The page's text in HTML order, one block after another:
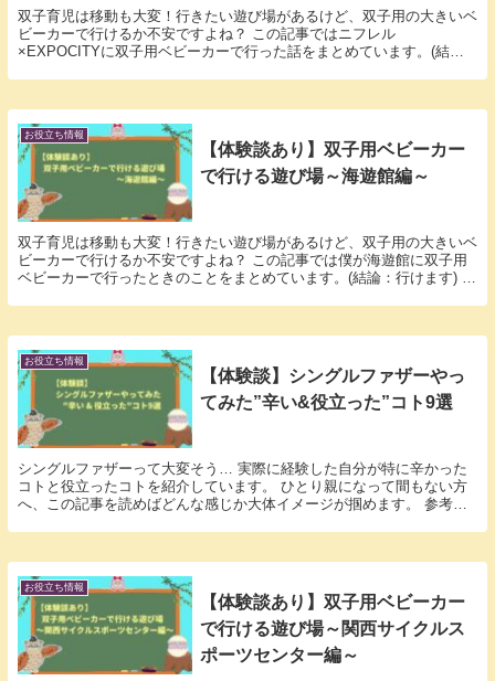
双子育児は移動も大変！行きたい遊び場があるけど、双子用の大きいベ
ビーカーで行けるか不安ですよね？ この記事ではニフレル
×EXPOCITYに双子用ベビーカーで行った話をまとめています。(結
お役立ち情報
【体験談あり】双子用ベビーカー
で行ける遊び場～海遊館編～
双子育児は移動も大変！行きたい遊び場があるけど、双子用の大きいベ
ビーカーで行けるか不安ですよね？ この記事では僕が海遊館に双子用
ベビーカーで行ったときのことをまとめています。(結論：行けます) 海
お役立ち情報
【体験談】シングルファザーやっ
てみた”辛い&役立った”コト9選
シングルファザーって大変そう… 実際に経験した自分が特に辛かった
コトと役立ったコトを紹介しています。 ひとり親になって間もない方
へ、この記事を読めばどんな感じか大体イメージが掴めます。 参考に
お役立ち情報
【体験談あり】双子用ベビーカー
で行ける遊び場～関西サイクルス
ポーツセンター編～